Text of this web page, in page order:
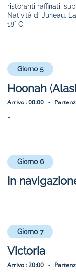
ristoranti raffinati,
Natività di Juneau.
18° C.
Giorno 5
Hoonah
Arrivo :08:00 -
-
Giorno 6
In
Giorno 7
Victoria
Arrivo :20:00 -